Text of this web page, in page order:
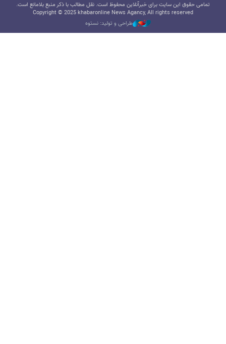
تمامی حقوق این سایت برای خبرآنلاین محفوظ است. نقل مطالب با ذکر منبع بلامانع است.
Copyright © 2025 khabaronline News Agancy, All rights reserved
طراحی و تولید: نستوه